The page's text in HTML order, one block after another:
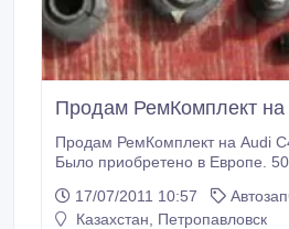
Продам РемКомплект на
Продам РемКомплект на Audi C4, A6. Не
Было приобретено в Европе.
17/07/2011 10:57
Казахстан, Петропавловск